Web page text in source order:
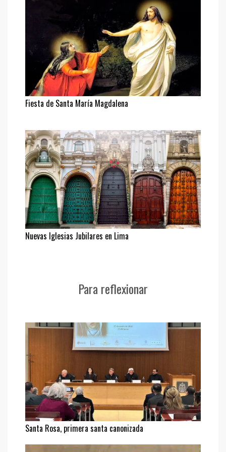
Fiesta de Santa María Magdalena
Nuevas Iglesias Jubilares en Lima
Para reflexionar
Santa Rosa, primera santa canonizada